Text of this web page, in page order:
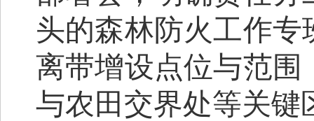
头的森林防火工作
离带增设点位与范
与农田交界处等关键